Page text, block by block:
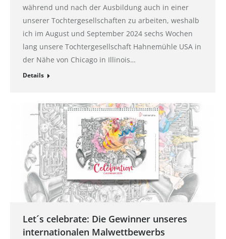
während und nach der Ausbildung auch in einer
unserer Tochtergesellschaften zu arbeiten, weshalb
ich im August und September 2024 sechs Wochen
lang unsere Tochtergesellschaft Hahnemühle USA in
der Nähe von Chicago in Illinois…
Details
Let´s celebrate: Die Gewinner unseres
internationalen Malwettbewerbs